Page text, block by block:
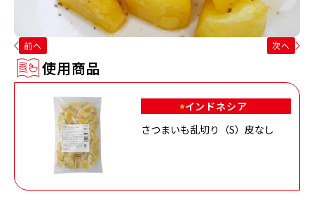
前へ 次へ
使用商品
インドネシア
さつまいも乱切り（S）皮なし